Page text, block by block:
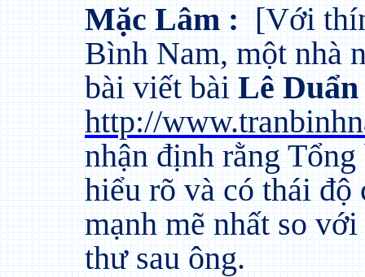
Mặc Lâm :[Với
Bình Nam, một nhà
bài viết bàiLê
http://
nhận định rằng
hiểu rõ và có thái
mạnh mẽ nhất so
thư sau ông.